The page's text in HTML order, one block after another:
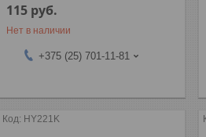
115 руб.
Нет в наличии
+375 (25) 701-11-81
HY221K